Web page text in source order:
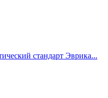
стандарт Эврика...